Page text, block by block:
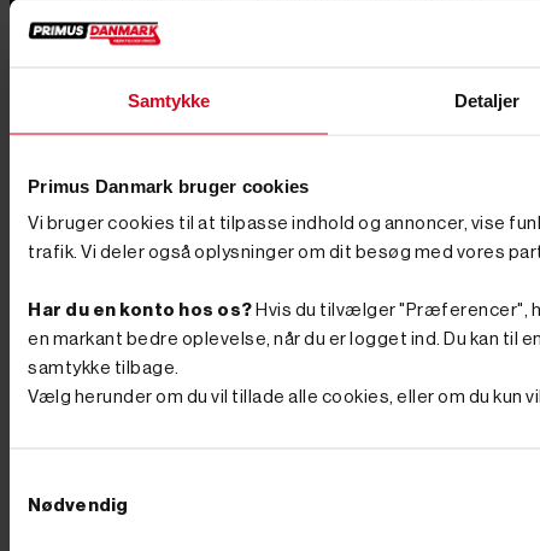
Samtykke Detaljer
Primus Danmark bruger cookies
Vi bruger cookies til at tilpasse indhold og annoncer, vise
trafik. Vi deler også oplysninger om dit besøg med vores
Har du en konto hos os? Hvis du tilvælger "Præferencer",
en markant bedre oplevelse, når du er logget ind. Du kan
samtykke tilbage.
Vælg herunder om du vil tillade alle cookies, eller om du kun
Nødvendig
bedste brændekløvere til dit behov her: Kapacitet - En
lille model kan klare op til 7 tons, hvor de store kan
kun vandret, hvorimod større brændekløvere også kan
kløve lodret. Motor - Skal den drives af benzin eller
køre elektrisk? Kløvelængde - Hvilken længde skal dit
brændekløver der passer til dine behov, står vi klar med
for at få råd til køb, eller kom forbi vores butik i
Børkop, hvor mange af vores varer også står udstillet.
tyndere end normal olie, og derfor kan stemplet i
maskinen nemmere og hurtigere bevæge sig. Desuden
kan hydraulikolie bedre tåle høje temperaturer uden at
koge. NEM OG SIKKER BRUG, OGSÅ FOR
NYBEGYNDEREN Vores brændekløvere er designet
og stabile understel, så maskinen står sikkert under